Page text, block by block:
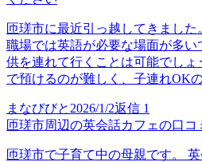
匝瑳市に最近引っ越してきまし
職場では英語が必要な場面が多
供を連れて行くことは可能でし
で預けるのが難しく、子連れOK
まなびびと 2026/1/2返信 1
匝瑳市周辺の英会話カフェの口
匝瑳市で子育て中の母親です。